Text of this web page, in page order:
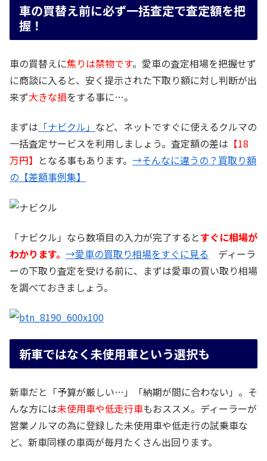
車の買替え前に必ず一括査定で査定額を把
握！
車の買替えに焦りは禁物です。愛車の査定相場を把握せず
に商談に入ると、安く提示された下取り額に対し判断が出
来ず大きな損をする事に…。
まずは 「ナビクル」 など、ネットですぐに使えるクルマの
一括査定サービスを利用しましょう。査定額の差は 【18
万円】 となる事もあります。 →そんなに違うの？買取り額
の【差額事例集】
「ナビクル」なら数項目の入力が完了するとすぐに相場が
わかります。 →愛車の買取り相場をすぐに見る ディーラ
ーの下取り査定を受ける前に、まずは愛車の買い取り相場
を調べておきましょう。
新車ではなく未使用車という選択も
新車だと「予算が厳しい…」「納期が間に合わない」。そ
んな方には未使用車や低走行車もおススメ。ディーラーが
営業ノルマの為に登録した未使用車や低走行の試乗車な
ど、新車同様の車両が毎月たくさん出回ります。